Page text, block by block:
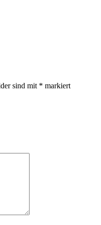
sind mit * markiert